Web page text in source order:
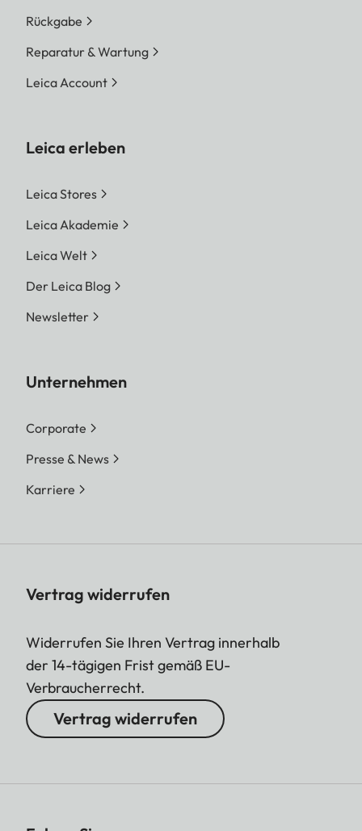
Rückgabe
Reparatur & Wartung
Leica Account
Leica erleben
Leica Stores
Leica Akademie
Leica Welt
Der Leica Blog
Newsletter
Unternehmen
Corporate
Presse & News
Karriere
Vertrag widerrufen
Widerrufen Sie Ihren Vertrag innerhalb
der 14-tägigen Frist gemäß EU-
Verbraucherrecht.
Vertrag widerrufen